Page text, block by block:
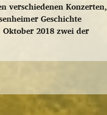
verschiedenen Konzerten,
Geschichte
2018 zwei der